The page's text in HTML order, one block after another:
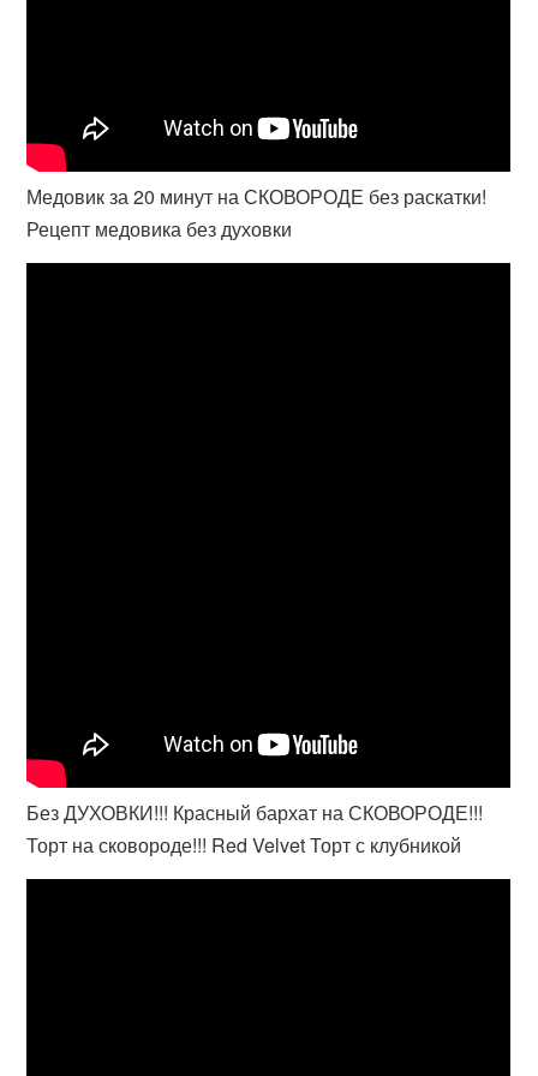
Медовик за 20 минут на СКОВОРОДЕ без раскатки!
Рецепт медовика без духовки
Без ДУХОВКИ!!! Красный бархат на СКОВОРОДЕ!!!
Торт на сковороде!!! Red Velvet Торт с клубникой